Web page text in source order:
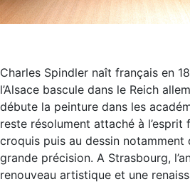
Charles Spindler naît français en
l’Alsace bascule dans le Reich
débute la peinture dans les
reste résolument attaché à l’esprit
croquis puis au dessin notamment
grande précision. A Strasbourg,
renouveau artistique et une